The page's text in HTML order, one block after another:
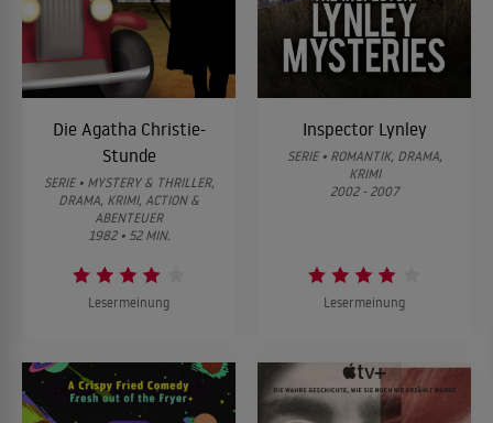
Die Agatha Christie-
Stunde
SERIE • MYSTERY & THRILLER,
DRAMA, KRIMI, ACTION &
ABENTEUER
1982 • 52 MIN.
Lesermeinung
Inspector Lynley
SERIE • ROMANTIK, DRAMA,
KRIMI
2002 - 2007
Lesermeinung